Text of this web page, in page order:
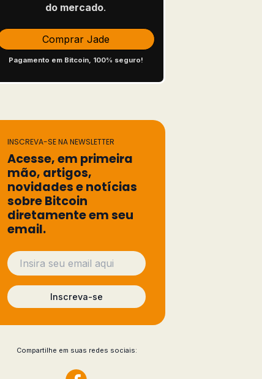
do mercado.
Comprar Jade
Pagamento em Bitcoin, 100% seguro!
INSCREVA-SE NA NEWSLETTER
Acesse, em primeira
mão, artigos,
novidades e notícias
sobre Bitcoin
diretamente em seu
email.
Inscreva-se
Compartilhe em suas redes sociais: